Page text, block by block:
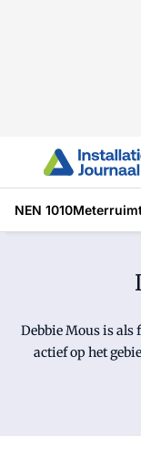
NEN 1010
Debbie Mous is
actief op het